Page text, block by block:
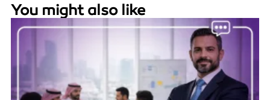
You might also like